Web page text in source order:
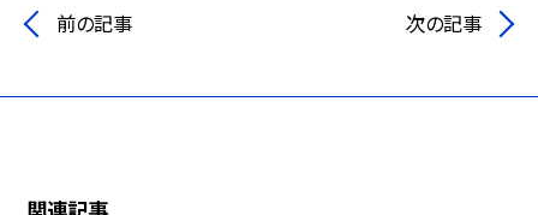
前の記事 次の記事